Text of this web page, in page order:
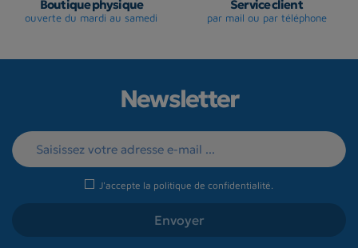
Boutique physique
ouverte du mardi au samedi
Service client
par mail ou par téléphone
Newsletter
J'accepte la politique de confidentialité